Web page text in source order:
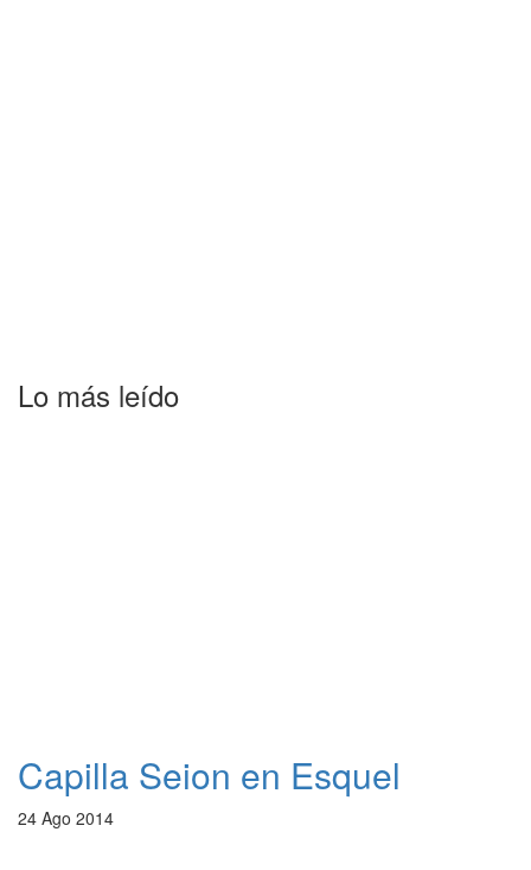
Lo más leído
Capilla Seion en Esquel
24 Ago 2014